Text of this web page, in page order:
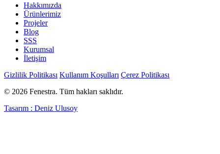
Hakkımızda
Ürünlerimiz
Projeler
Blog
SSS
Kurumsal
İletişim
Gizlilik Politikası Kullanım Koşulları Çerez Politikası
© 2026 Fenestra. Tüm hakları saklıdır.
Tasarım : Deniz Ulusoy